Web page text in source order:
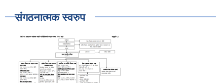
संगठनात्मक स्वरुप